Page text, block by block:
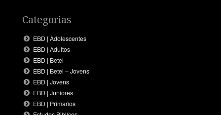
Categorias
EBD | Adolescentes
EBD | Adultos
EBD | Betel
EBD | Betel – Jovens
EBD | Jovens
EBD | Juniores
EBD | Primarios